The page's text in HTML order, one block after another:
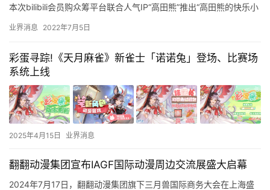
本次bilibili会员购众筹平台联合人气IP“高田熊”推出“高田熊的快乐小
业界消息 2022年7月5日
彩蛋寻踪!《天月麻雀》新雀士「诺诺兔」登场、比赛场
系统上线
2025年4月15日 业界消息
翻翻动漫集团宣布IAGF国际动漫周边交流展盛大启幕
2024年7月17日，翻翻动漫集团旗下三月兽国际商务大会在上海盛